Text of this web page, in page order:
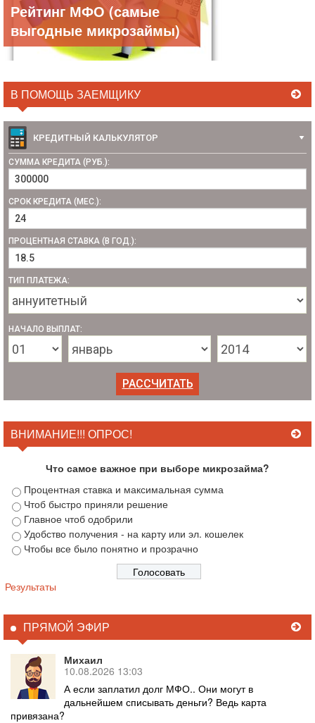
Рейтинг МФО (самые
выгодные микрозаймы)
В ПОМОЩЬ ЗАЕМЩИКУ
КРЕДИТНЫЙ КАЛЬКУЛЯТОР
СУММА КРЕДИТА (РУБ.):
СРОК КРЕДИТА (МЕС.):
ПРОЦЕНТНАЯ СТАВКА (В ГОД.):
ТИП ПЛАТЕЖА:
НАЧАЛО ВЫПЛАТ:
ВНИМАНИЕ!!! ОПРОС!
Что самое важное при выборе микрозайма?
Процентная ставка и максимальная сумма
Чтоб быстро приняли решение
Главное чтоб одобрили
Удобство получения - на карту или эл. кошелек
Чтобы все было понятно и прозрачно
Результаты
ПРЯМОЙ ЭФИР
Михаил
10.08.2026 13:03
А если заплатил долг МФО.. Они могут в
дальнейшем списывать деньги? Ведь карта
привязана?